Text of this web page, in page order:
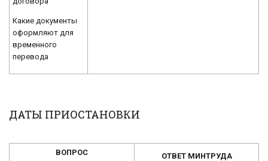
Какие документы
оформляют для
временного
перевода
ДАТЫ ПРИОСТАНОВКИ
ВОПРОС ОТВЕТ МИНТРУДА